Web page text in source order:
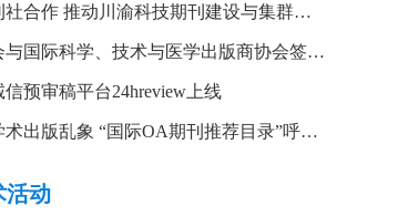
合作 推动川渝科技期刊建设与集群化发展
国际科学、技术与医学出版商协会签署合作备忘录
信预审稿平台24hreview上线
出版乱象 “国际OA期刊推荐目录”呼之欲出
活动